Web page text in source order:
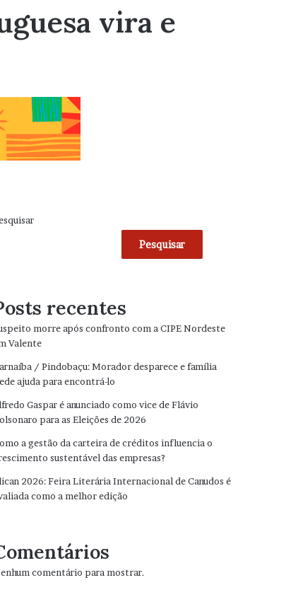
vira e
Pesquisar
recentes
morre após confronto com a CIPE Nordeste
Valente
/ Pindobaçu: Morador desparece e família
ajuda para encontrá-lo
Gaspar é anunciado como vice de Flávio
para as Eleições de 2026
a gestão da carteira de créditos influencia o
sustentável das empresas?
2026: Feira Literária Internacional de Canudos é
como a melhor edição
comentário para mostrar.